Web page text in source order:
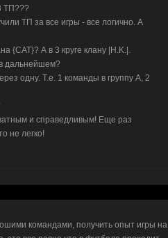
ТП???
ТП за все игры - все логично. А
{CAT}? А в 3 круге клану |H.K.|.
дальнейшем?
одну. Т.е. 1 команды в группу А, 2
и справедливым! Еще раз
не легко!
командами, получить опыт игры на